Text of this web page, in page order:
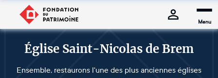
Menu
Église Saint-Nicolas de Brem
Ensemble, restaurons l'une des plus anciennes églises